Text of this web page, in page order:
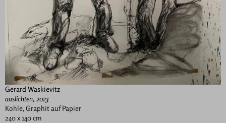
Gerard Waskievitz
auslichten, 2023
Kohle, Graphit auf Papier
240 x 140 cm